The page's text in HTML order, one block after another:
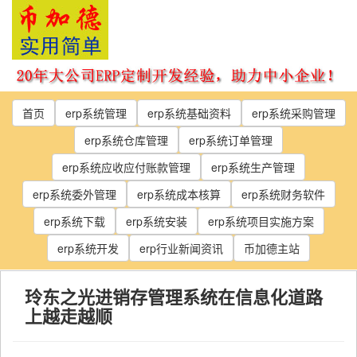
Skip
content
首页 erp系统管理 erp系统基础资料
erp系统采购管理
erp系统仓库管理
erp系统订单管理
erp系统应收应付账款管理
erp系统生产管理
erp系统委外管理
erp系统成本核算
erp系统财务软件
erp系统下载
erp系统安装
erp系统项目实施方案
erp系统开发
erp行业新闻资讯 币加德主站
玲东之光进销存管理系统在信息化道路
上越走越顺